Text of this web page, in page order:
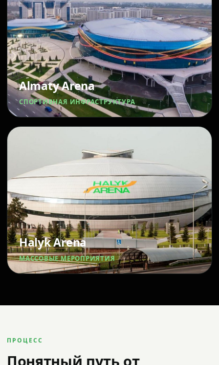
Almaty Arena
СПОРТИВНАЯ ИНФРАСТРУКТУРА
Halyk Arena
МАССОВЫЕ МЕРОПРИЯТИЯ
ПРОЦЕСС
Понятный путь от